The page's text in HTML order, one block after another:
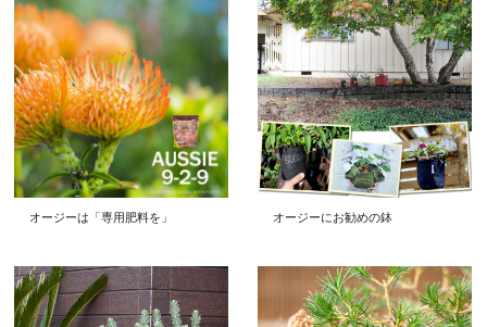
オージーは「専用肥料を」 オージーにお勧めの鉢